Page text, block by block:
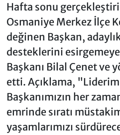
Hafta sonu
Osmaniye Merkez İlçe
değinen Başkan,
desteklerini
Başkanı Bilal Çenet ve
etti. Açıklama,
Başkanımızın her
emrinde sıratı
yaşamlarımızı